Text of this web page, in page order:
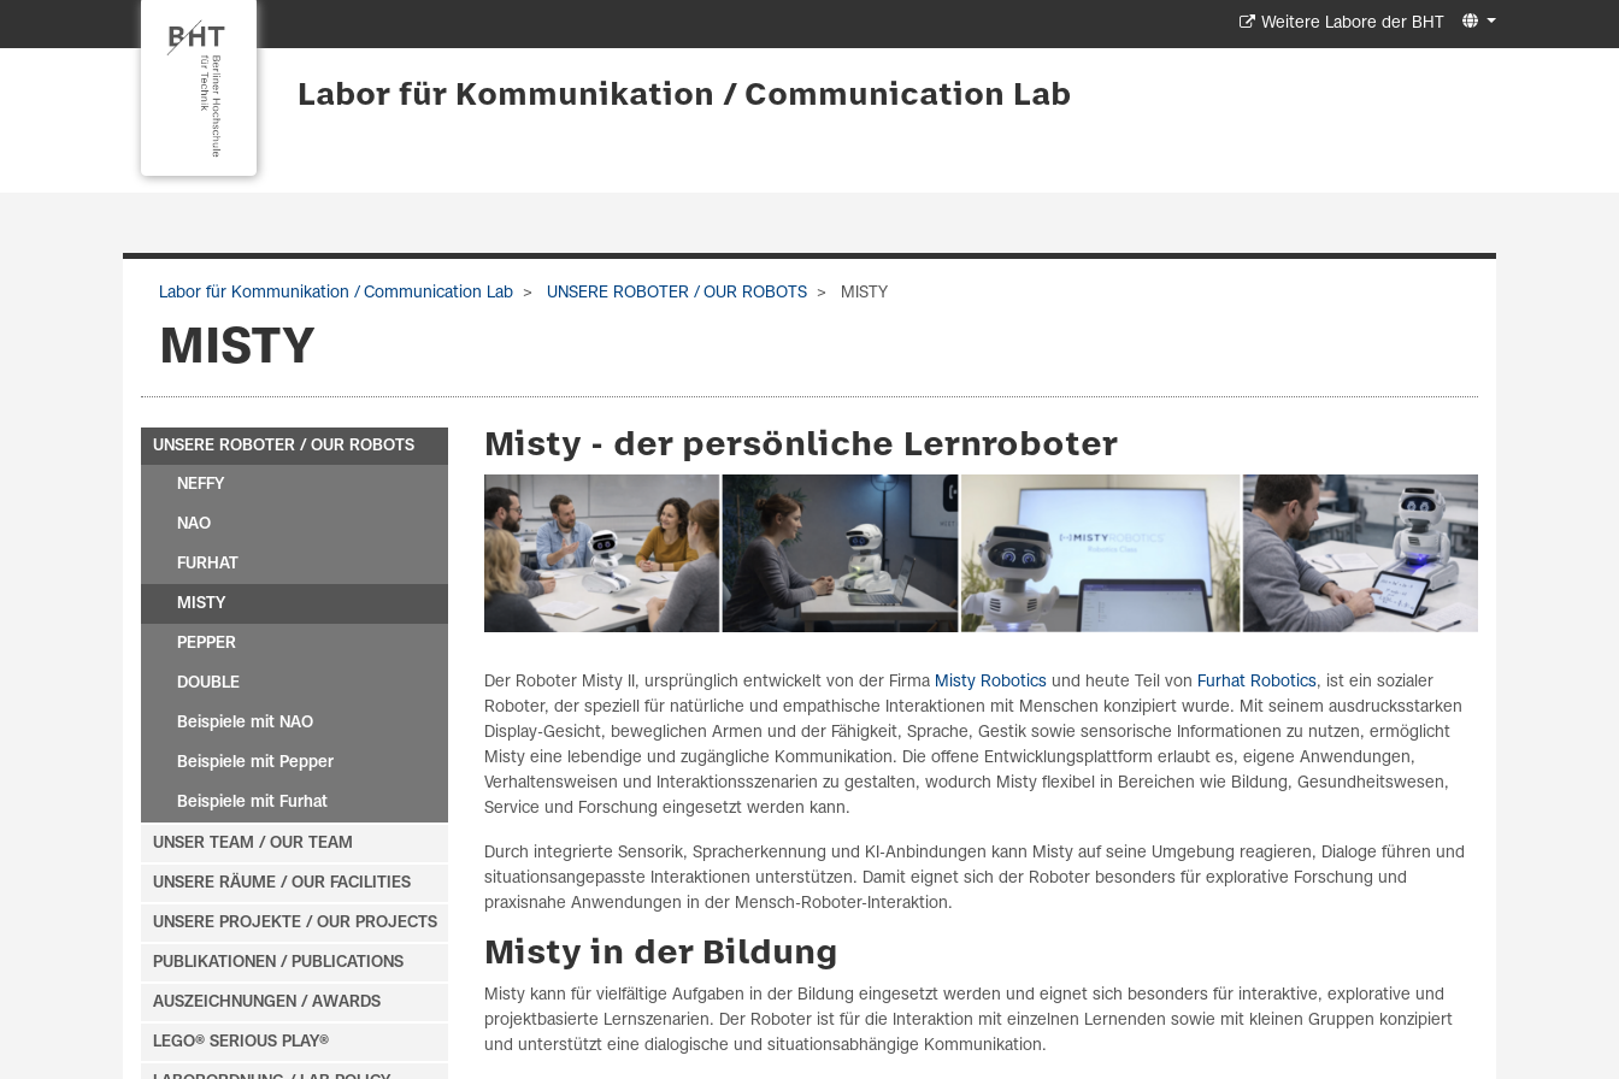
Weitere Labore der BHT
Labor für Kommunikation / Communication Lab
Labor für Kommunikation / Communication Lab UNSERE ROBOTER / OUR ROBOTS MISTY
MISTY
UNSERE ROBOTER / OUR ROBOTS
NEFFY
NAO
FURHAT
MISTY
PEPPER
DOUBLE
Beispiele mit NAO
Beispiele mit Pepper
Beispiele mit Furhat
UNSER TEAM / OUR TEAM
UNSERE RÄUME / OUR FACILITIES
UNSERE PROJEKTE / OUR PROJECTS
PUBLIKATIONEN / PUBLICATIONS
AUSZEICHNUNGEN / AWARDS
LEGO® SERIOUS PLAY®
Misty - der persönliche Lernroboter
Der Roboter Misty II, ursprünglich entwickelt von der Firma Misty Robotics und heute Teil von Furhat Robotics, ist ein sozialer
Roboter, der speziell für natürliche und empathische Interaktionen mit Menschen konzipiert wurde. Mit seinem ausdrucksstarken
Display-Gesicht, beweglichen Armen und der Fähigkeit, Sprache, Gestik sowie sensorische Informationen zu nutzen, ermöglicht
Misty eine lebendige und zugängliche Kommunikation. Die offene Entwicklungsplattform erlaubt es, eigene Anwendungen,
Verhaltensweisen und Interaktionsszenarien zu gestalten, wodurch Misty flexibel in Bereichen wie Bildung, Gesundheitswesen,
Service und Forschung eingesetzt werden kann.
Durch integrierte Sensorik, Spracherkennung und KI-Anbindungen kann Misty auf seine Umgebung reagieren, Dialoge führen und
situationsangepasste Interaktionen unterstützen. Damit eignet sich der Roboter besonders für explorative Forschung und
praxisnahe Anwendungen in der Mensch-Roboter-Interaktion.
Misty in der Bildung
Misty kann für vielfältige Aufgaben in der Bildung eingesetzt werden und eignet sich besonders für interaktive, explorative und
projektbasierte Lernszenarien. Der Roboter ist für die Interaktion mit einzelnen Lernenden sowie mit kleinen Gruppen konzipiert
und unterstützt eine dialogische und situationsabhängige Kommunikation.